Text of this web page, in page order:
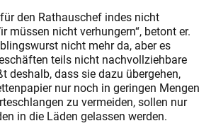
den Rathauschef indes nicht
müssen nicht verhungern“, betont er.
nicht mehr da, aber es
teils nicht nachvollziehbare
deshalb, dass sie dazu übergehen,
nur noch in geringen Mengen
zu vermeiden, sollen nur
in die Läden gelassen werden.